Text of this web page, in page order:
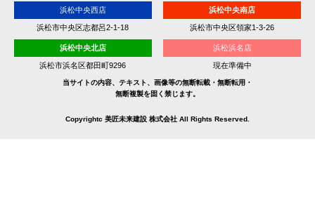
浜松中央西店
浜松市中央区志都呂2-1-18
浜松中央南店
浜松市中央区領家1-3-26
浜松中央北店
浜松市浜名区都田町9296
浜松浜名店
現在準備中
当サイトの内容、テキスト、画像等の無断転載・無断転用・
無断複製を固く禁じます。
Copyrightc 美匠未来建設 株式会社 All Rights Reserved.